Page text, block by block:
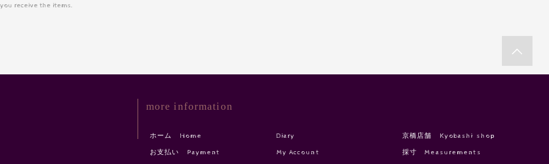
receive the items.
more information
ホーム Home
お支払い Payment
Diary
My Account
京橋店舗 Kyobashi shop
採寸 Measurements